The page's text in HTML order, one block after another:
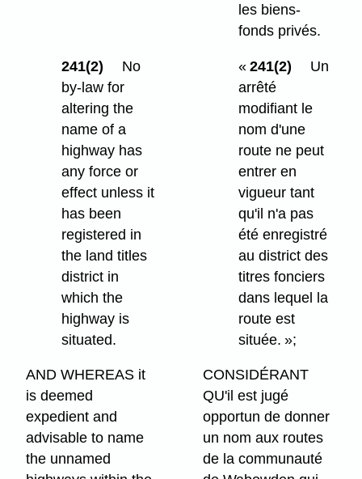
les biens-
fonds privés.
241(2)
No
by-law for
altering the
name of a
highway has
any force or
effect unless it
has been
registered in
the land titles
district in
which the
highway is
situated.
«241(2)
Un
arrêté
modifiant le
nom d'une
route ne peut
entrer en
vigueur tant
qu'il n'a pas
été enregistré
au district des
titres fonciers
dans lequel la
route est
située. »;
AND WHEREAS it
is deemed
expedient and
advisable to name
the unnamed
CONSIDÉRANT
QU'il est jugé
opportun de donner
un nom aux routes
de la communauté